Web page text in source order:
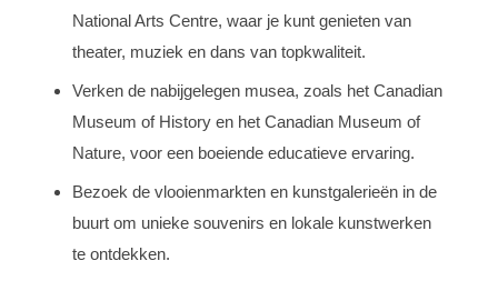
National Arts Centre, waar je kunt genieten van
theater, muziek en dans van topkwaliteit.
Verken de nabijgelegen musea, zoals het Canadian
Museum of History en het Canadian Museum of
Nature, voor een boeiende educatieve ervaring.
Bezoek de vlooienmarkten en kunstgalerieën in de
buurt om unieke souvenirs en lokale kunstwerken
te ontdekken.